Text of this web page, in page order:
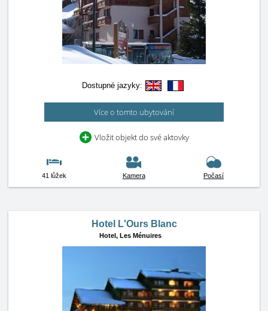
Dostupné jazyky:
Více o tomto ubytování
Vložit objekt do své aktovky
41 lůžek Kamera Počasí
Hotel L'Ours Blanc
Hotel, Les Ménuires